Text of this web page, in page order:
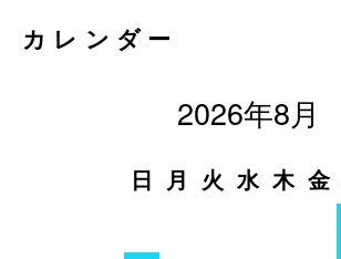
カレンダー
2026年8月
日 月 火 水 木 金